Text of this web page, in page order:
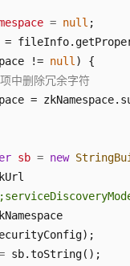
= null ;
=
!= null ) {
中删除冗余字符
=
sb = new
sb.toString();